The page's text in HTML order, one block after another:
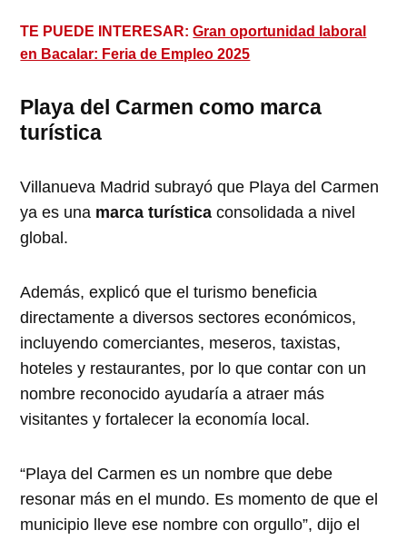
TE PUEDE INTERESAR:Gran oportunidad laboral
en Bacalar: Feria de Empleo 2025
Playa del Carmen como marca
turística
Villanueva Madrid subrayó que Playa del Carmen
ya es una marca turística consolidada a nivel
global.
Además, explicó que el turismo beneficia
directamente a diversos sectores económicos,
incluyendo comerciantes, meseros, taxistas,
hoteles y restaurantes, por lo que contar con un
nombre reconocido ayudaría a atraer más
visitantes y fortalecer la economía local.
“Playa del Carmen es un nombre que debe
resonar más en el mundo. Es momento de que el
municipio lleve ese nombre con orgullo”, dijo el